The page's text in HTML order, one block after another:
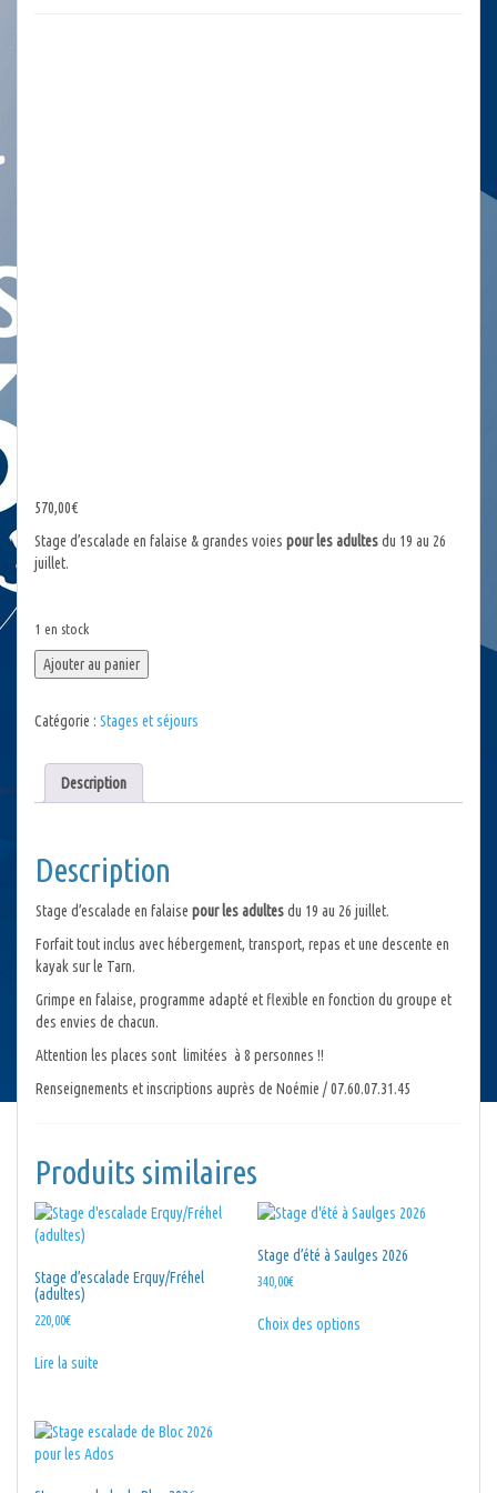
570,00€
Stage d’escalade en falaise & grandes voies pour les adultesdu 19 au 26
juillet.
1 en stock
quantité
de
d'escalade
Voies
Jonte/Tarn
Ajouter au panier
Catégorie : Stages et séjours
Description
Description
Stage d’escalade en falaise pour les adultesdu 19 au 26 juillet.
Forfait tout inclus avec hébergement, transport, repas et une descente en
kayak sur le Tarn.
Grimpe en falaise, programme adapté et flexible en fonction du groupe et
des envies de chacun.
Attention les places sont limitées à 8 personnes !!
Renseignements et inscriptions auprès de Noémie / 07.60.07.31.45
Produits similaires
Stage d’escalade Erquy/Fréhel
(adultes)
220,00€
Lire la suite
Stage d’été à Saulges 2026
340,00€
Choix des optionsproduit